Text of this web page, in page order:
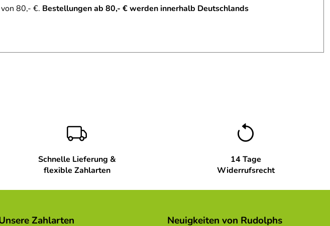
80,- €. Bestellungen ab 80,- € werden innerhalb Deutschlands
Schnelle Lieferung &
flexible Zahlarten
14 Tage
Widerrufsrecht
Zahlarten
Neuigkeiten von Rudolphs